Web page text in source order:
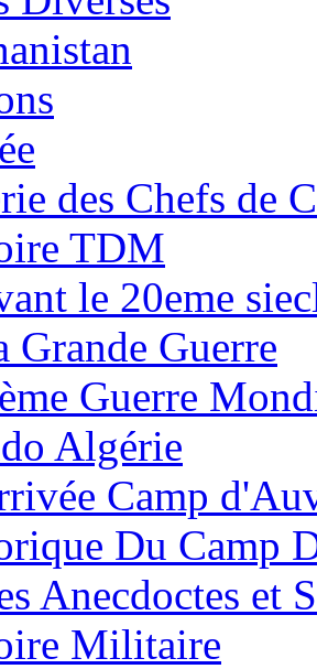
des Chefs de
TDM
le 20eme
Grande Guerre
Guerre
Algérie
Camp
Du Camp
Anecdoctes et
Militaire